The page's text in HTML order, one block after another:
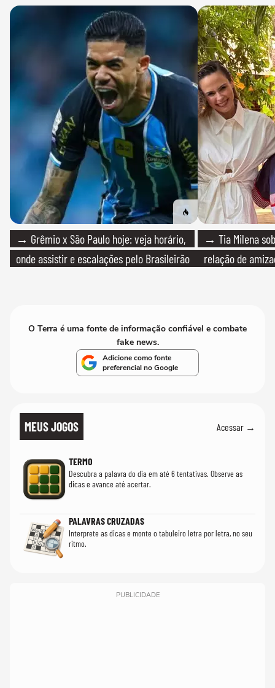
→ Grêmio x São Paulo hoje: veja horário,
onde assistir e escalações pelo Brasileirão
→ Tia Milena
relação de
O Terra é uma fonte de informação confiável e combate
fake news.
Adicione como fonte
preferencial no Google
MEUS JOGOS Acessar →
TERMO
Descubra a palavra do dia em até 6 tentativas. Observe as
dicas e avance até acertar.
PALAVRAS CRUZADAS
Interprete as dicas e monte o tabuleiro letra por letra, no seu
ritmo.
PUBLICIDADE